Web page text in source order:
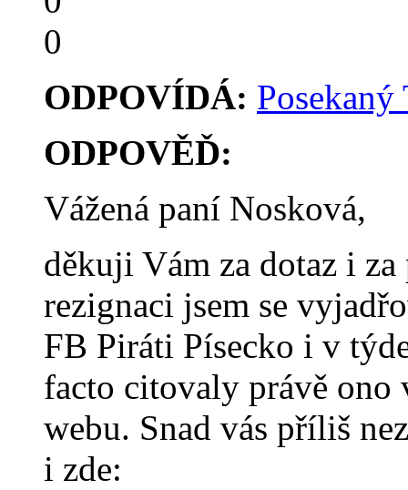
0
ODPOVÍDÁ: Posekaný
ODPOVĚĎ:
Vážená paní Nosková,
děkuji Vám za dotaz i
rezignaci jsem se
FB Piráti Písecko i v
facto citovaly právě ono
webu. Snad vás příliš
i zde: